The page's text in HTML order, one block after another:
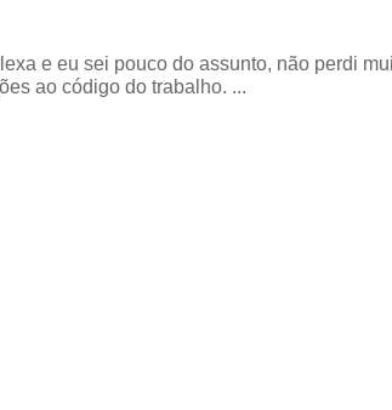
e eu sei pouco do assunto, não perdi
ao código do trabalho. ...